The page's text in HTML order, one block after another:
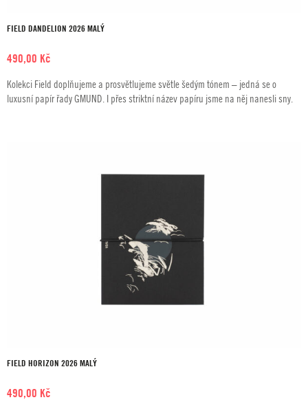
FIELD DANDELION 2026 MALÝ
490,00 Kč
Kolekci Field doplňujeme a prosvětlujeme světle šedým tónem – jedná se o
luxusní papír řady GMUND. I přes striktní název papíru jsme na něj nanesli sny.
FIELD HORIZON 2026 MALÝ
490,00 Kč